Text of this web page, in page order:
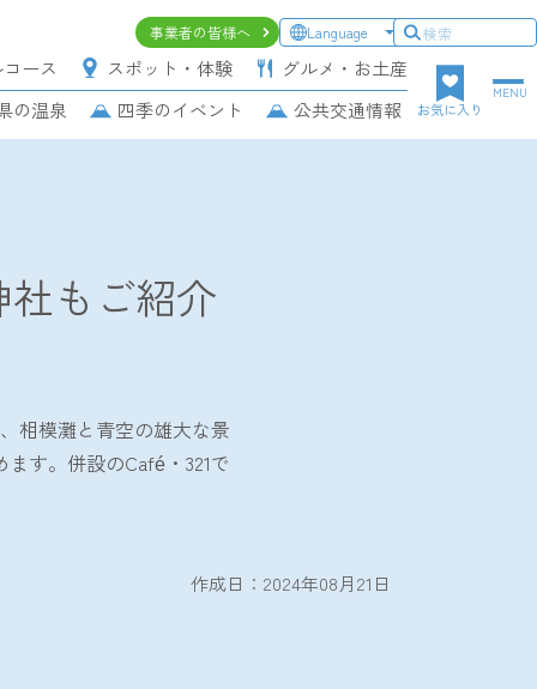
ヘ
ッ
ダ
ー
上
ー
シ
事業者の皆様へ Language
ース スポット・体験
グルメ・お土産
の温泉
四季のイベント 公共交通情報 お気に入り
MENU
もご紹介
相模灘と青空の雄大な景
す。併設のCafé・321で
作成日：2024年08月21日